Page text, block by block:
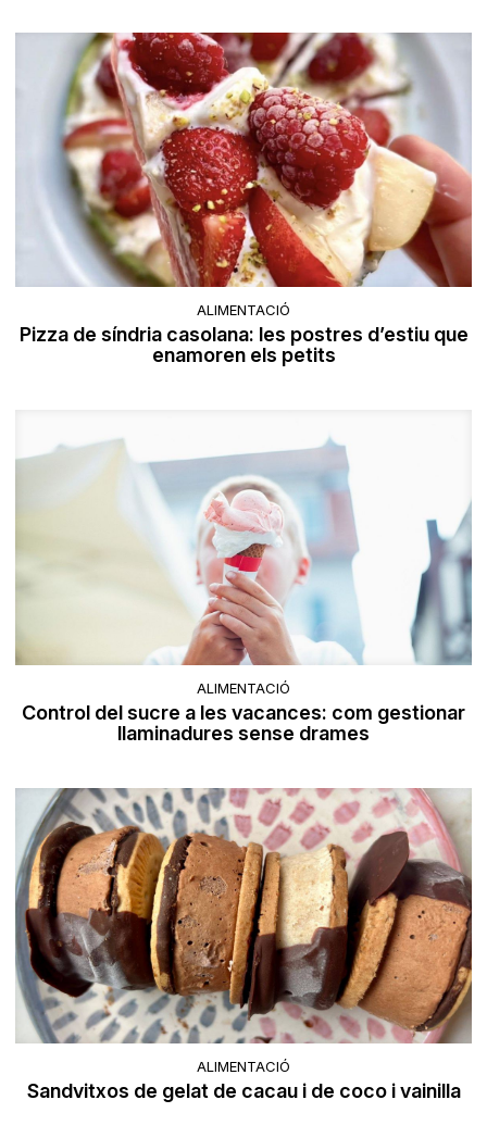
ALIMENTACIÓ
Pizza de síndria casolana: les postres d’estiu que
enamoren els petits
ALIMENTACIÓ
Control del sucre a les vacances: com gestionar
llaminadures sense drames
ALIMENTACIÓ
Sandvitxos de gelat de cacau i de coco i vainilla